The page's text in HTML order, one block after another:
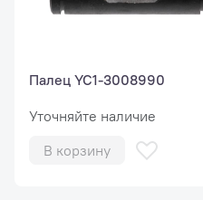
Палец YC1-3008990
Уточняйте наличие
В корзину